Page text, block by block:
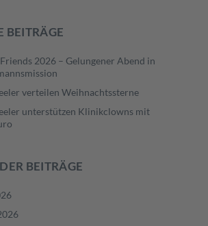
BEITRÄGE
Friends 2026 – Gelungener Abend in
verteilen Weihnachtssterne
unterstützen Klinikclowns mit
BEITRÄGE